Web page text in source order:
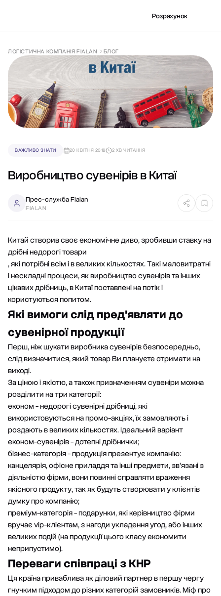
Розрахунок
ЛОГІСТИЧНА КОМПАНІЯ FIALAN БЛОГ
ВАЖЛИВО ЗНАТИ 20 КВІТНЯ 2018 2 ХВ ЧИТАННЯ
Виробництво сувенірів в Китаї
Прес-служба Fialan
FIALAN
Китай створив своє економічне диво, зробивши ставку на
дрібні недорогі товари
, які потрібні всім і в великих кількостях. Такі маловитратні
і нескладні процеси, як виробництво сувенірів та інших
цікавих дрібниць, в Китаї поставлені на потік і
користуються попитом.
Які вимоги слід пред'являти до
сувенірної продукції
Перш, ніж шукати виробника сувенірів безпосередньо,
слід визначитися, який товар Ви плануєте отримати на
виході.
За ціною і якістю, а також призначенням сувеніри можна
розділити на три категорії:
економ - недорогі сувенірні дрібниці, які
використовуються на промо-акціях, їх замовляють і
роздають в великих кількостях. Ідеальний варіант
економ-сувенірів - дотепні дрібнички;
бізнес-категорія - продукція презентує компанію:
канцелярія, офісне приладдя та інші предмети, зв'язані з
діяльністю фірми, вони повинні справляти враження
якісного продукту, так як будуть створювати у клієнтів
думку про компанію;
преміум-категорія - подарунки, які керівництво фірми
вручає vip-клієнтам, з нагоди укладення угод, або інших
великих подій (на продукції цього класу економити
неприпустимо).
Переваги співпраці з КНР
Ця країна приваблива як діловий партнер в першу чергу
гнучким підходом до різних категорій замовників. Міф про